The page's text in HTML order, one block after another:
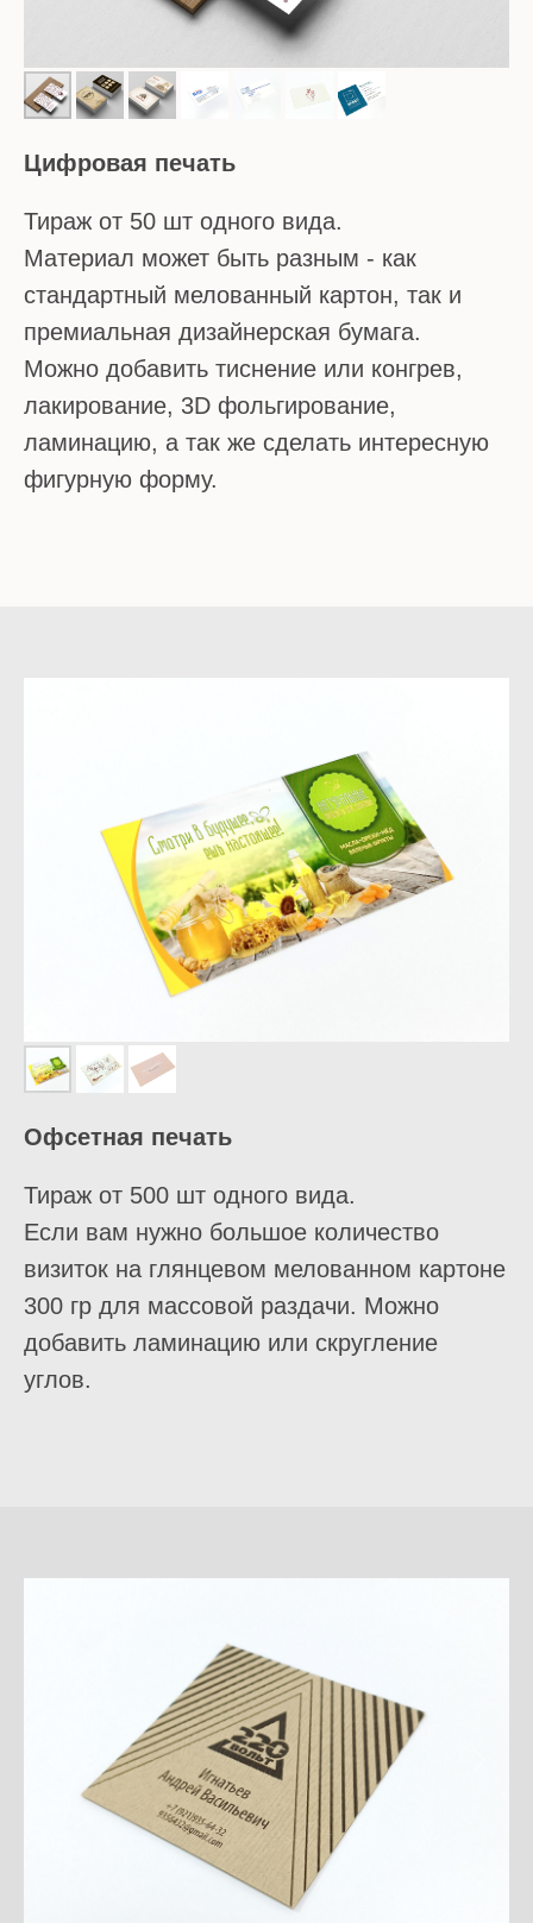
Цифровая печать
Тираж от 50 шт одного вида.
Материал может быть разным - как
стандартный мелованный картон, так и
премиальная дизайнерская бумага.
Можно добавить тиснение или конгрев,
лакирование, 3D фольгирование,
ламинацию, а так же сделать интересную
фигурную форму.
Офсетная печать
Тираж от 500 шт одного вида.
Если вам нужно большое количество
визиток на глянцевом мелованном картоне
300 гр для массовой раздачи. Можно
добавить ламинацию или скругление
углов.